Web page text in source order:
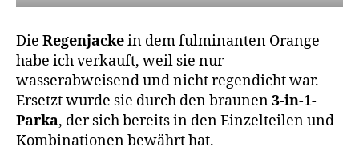
Die Regenjackein dem fulminanten Orange
habe ich verkauft, weil sie nur
wasserabweisend und nicht regendicht war.
Ersetzt wurde sie durch den braunen3-in-1-
Parka, der sich bereits in den Einzelteilen und
Kombinationen bewährt hat.